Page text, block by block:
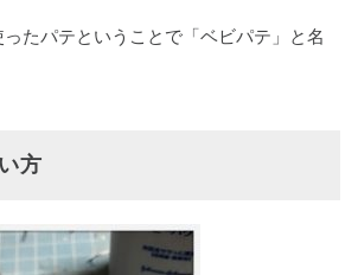
たパテということで「ベビパテ」と名
方